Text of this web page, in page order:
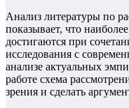
Анализ литературы по
показывает, что
достигаются при
исследования с
анализе актуальных
работе схема
зрения и сделать